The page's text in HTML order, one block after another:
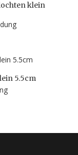
klein
5.5cm